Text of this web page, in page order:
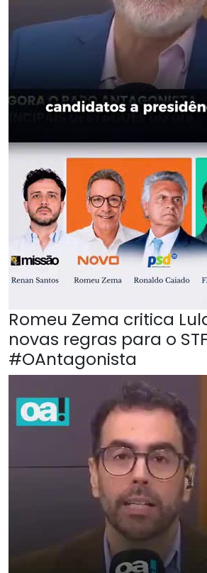
Romeu Zema critica
novas regras para o
#OAntagonista